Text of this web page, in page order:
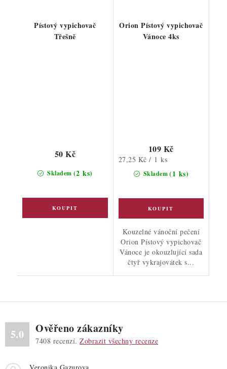
Pístový vypichovač
Třešně
Skladem (2 ks)
50 Kč
Orion Pístový vypichovač
Vánoce 4ks
Skladem(1 ks)
109 Kč
Měrná
27,25 Kč / 1 ks
Kouzelné vánoční pečení
Orion Pístový vypichovač
Vánoce je okouzlující sada
čtyř vykrajovátek s...
5.0 Ověřeno zákazníky
7408 recenzí. Zobrazit všechny recenze